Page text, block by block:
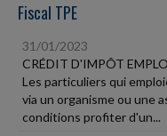
Fiscal TPE
31/01/2023
CRÉDIT D'IMPÔT
Les particuliers qui
via un organisme ou une
conditions profiter d'un...